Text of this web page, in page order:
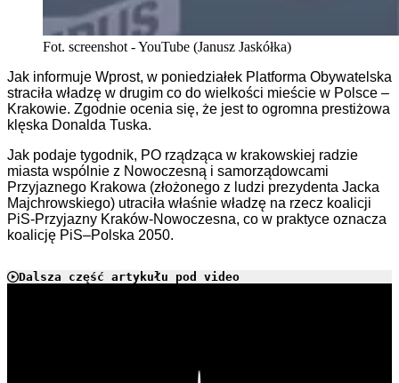
Fot. screenshot - YouTube (Janusz Jaskółka)
Jak informuje Wprost, w poniedziałek Platforma Obywatelska
straciła władzę w drugim co do wielkości mieście w Polsce –
Krakowie. Zgodnie ocenia się, że jest to ogromna prestiżowa
klęska Donalda Tuska.
Jak podaje tygodnik, PO rządząca w krakowskiej radzie
miasta wspólnie z Nowoczesną i samorządowcami
Przyjaznego Krakowa (złożonego z ludzi prezydenta Jacka
Majchrowskiego) utraciła właśnie władzę na rzecz koalicji
PiS-Przyjazny Kraków-Nowoczesna, co w praktyce oznacza
koalicję PiS–Polska 2050.
Dalsza część artykułu pod video